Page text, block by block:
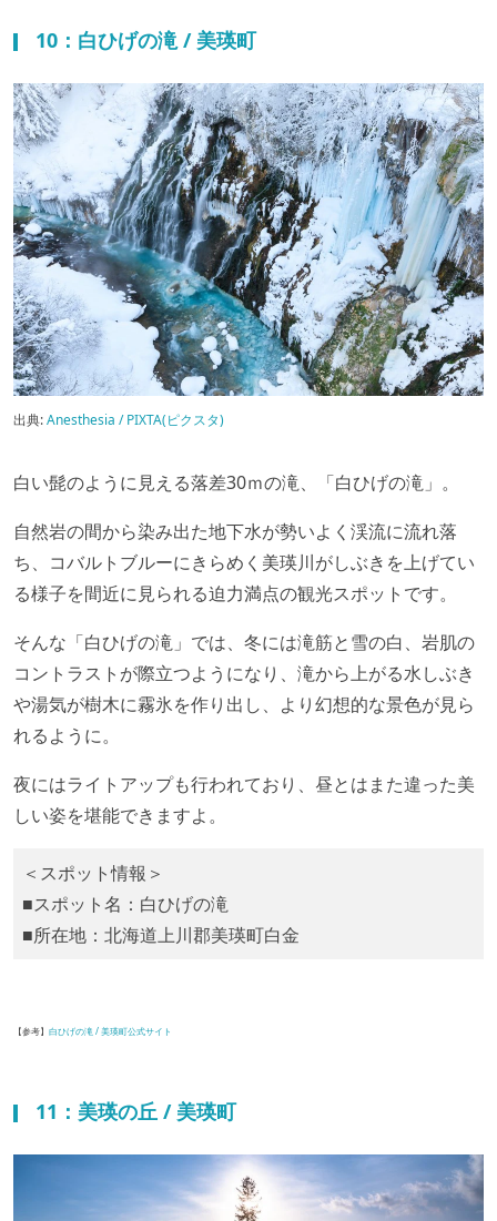
10：白ひげの滝 / 美瑛町
出典:Anesthesia / PIXTA(ピクスタ)
白い髭のように見える落差30ｍの滝、「白ひげの滝」。
自然岩の間から染み出た地下水が勢いよく渓流に流れ落
ち、コバルトブルーにきらめく美瑛川がしぶきを上げてい
る様子を間近に見られる迫力満点の観光スポットです。
そんな「白ひげの滝」では、冬には滝筋と雪の白、岩肌の
コントラストが際立つようになり、滝から上がる水しぶき
や湯気が樹木に霧氷を作り出し、より幻想的な景色が見ら
れるように。
夜にはライトアップも行われており、昼とはまた違った美
しい姿を堪能できますよ。
＜スポット情報＞
■スポット名：白ひげの滝
■所在地：北海道上川郡美瑛町白金
【参考】 白ひげの滝 / 美瑛町公式サイト
11：美瑛の丘 / 美瑛町